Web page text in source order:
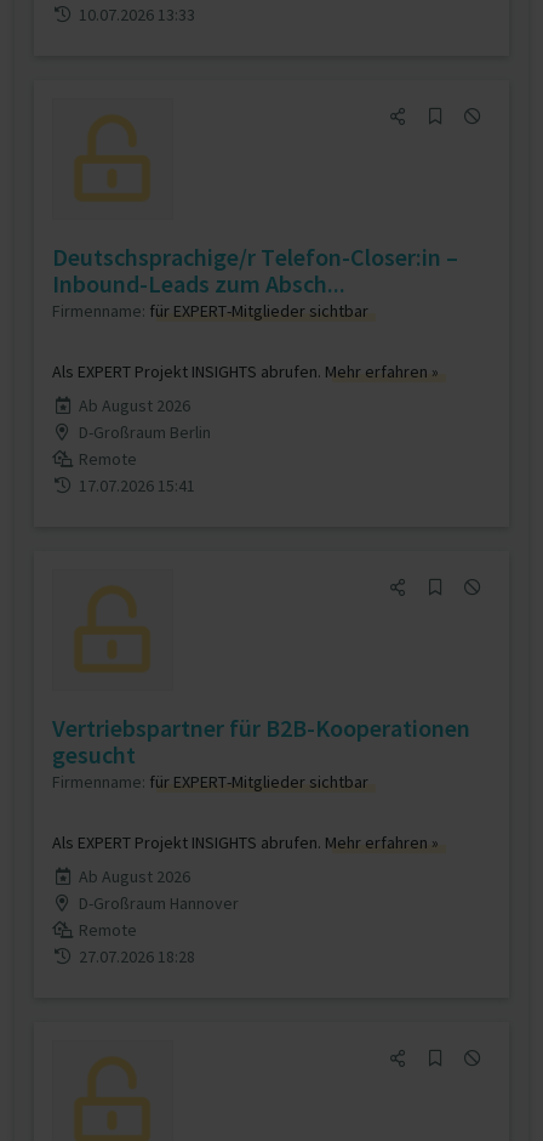
10.07.2026 13:33
Deutschsprachige/r Telefon-Closer:in –
Inbound-Leads zum Absch...
Firmenname: für EXPERT-Mitglieder sichtbar
Als EXPERT Projekt INSIGHTS abrufen. Mehr erfahren »
Ab August 2026
D-Großraum Berlin
Remote
17.07.2026 15:41
Vertriebspartner für B2B-Kooperationen
gesucht
Firmenname: für EXPERT-Mitglieder sichtbar
Als EXPERT Projekt INSIGHTS abrufen. Mehr erfahren »
Ab August 2026
D-Großraum Hannover
Remote
27.07.2026 18:28